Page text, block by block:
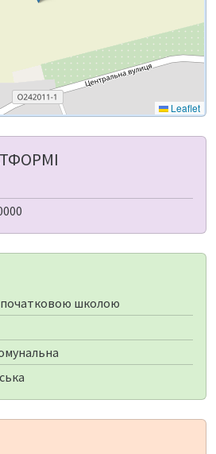
Leaflet
початковою школою